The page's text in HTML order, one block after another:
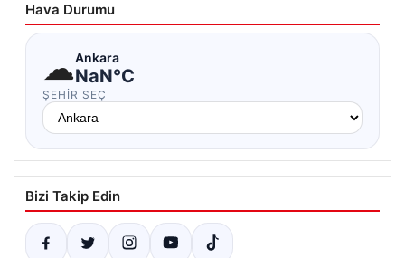
Hava Durumu
☁Ankara
NaN°C
ŞEHIR SEÇ
Bizi Takip Edin